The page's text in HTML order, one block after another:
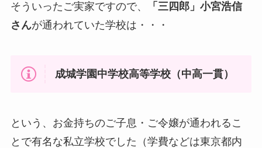
そういったご実家ですので、
「三四郎」小宮浩信
さんが通われていた学校は・・・
成城学園中学校高等学校（中高一貫）
という、お金持ちのご子息・ご令嬢が通われるこ
とで有名な私立学校でした（学費などは東京都内